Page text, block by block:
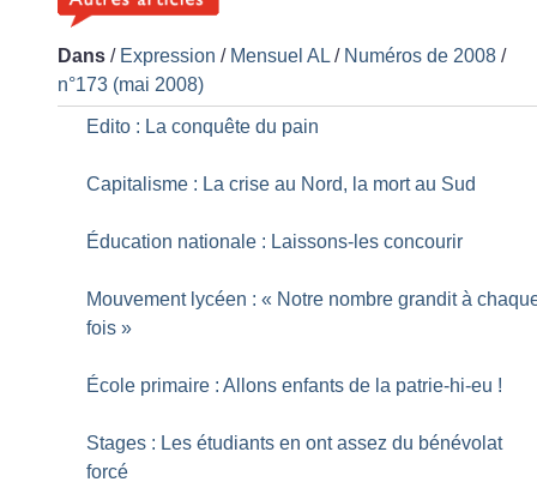
Dans / Expression / Mensuel AL / Numéros de 2008 /
n°173 (mai 2008)
Edito : La conquête du pain
Capitalisme : La crise au Nord, la mort au Sud
Éducation nationale : Laissons-les concourir
Mouvement lycéen : « Notre nombre grandit à
fois »
École primaire : Allons enfants de la patrie-hi-eu !
Stages : Les étudiants en ont assez du bénévolat
forcé